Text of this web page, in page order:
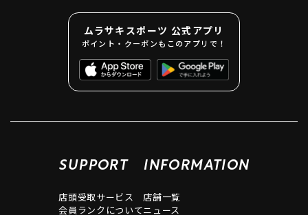
ムラサキスポーツ 公式アプリ
ポイント・クーポンもこのアプリで！
SUPPORT
店頭受取サービス
会員ランクについて
INFORMATION
店舗一覧
ニュース